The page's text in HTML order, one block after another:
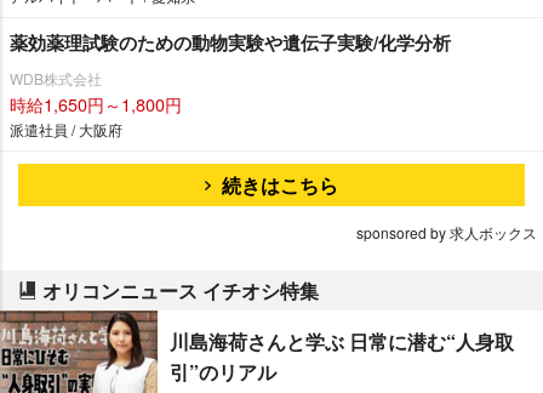
薬効薬理試験のための動物実験や遺伝子実験/化学分析
WDB株式会社
時給1,650円～1,800円
派遣社員 / 大阪府
続きはこちら
sponsored by 求人ボックス
オリコンニュース イチオシ特集
川島海荷さんと学ぶ 日常に潜む“人身取
引”のリアル